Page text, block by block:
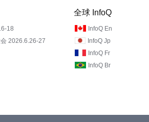
18
2026.6.26-27
全球 InfoQ
InfoQ En
InfoQ Jp
InfoQ Fr
InfoQ Br